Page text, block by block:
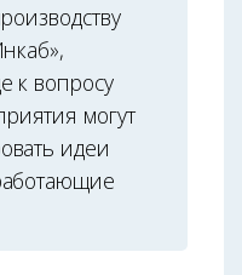
к вопросу
могут
идеи